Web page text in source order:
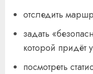
отследить
задать
которой придёт
посмотреть